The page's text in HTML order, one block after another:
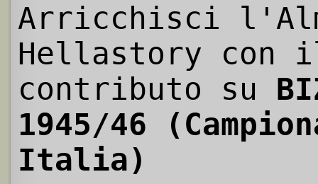
Arricchisci
Hellastory con
contributo su
1945/46
Italia)